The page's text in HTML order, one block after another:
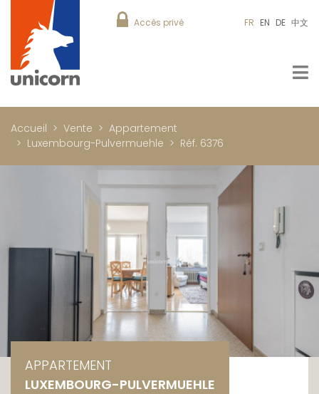
Accès privé FR EN DE 中文
Accueil Vente
Appartement
Luxembourg-Pulvermuehle
Réf. 6376
APPARTEMENT
LUXEMBOURG-PULVERMUEHLE